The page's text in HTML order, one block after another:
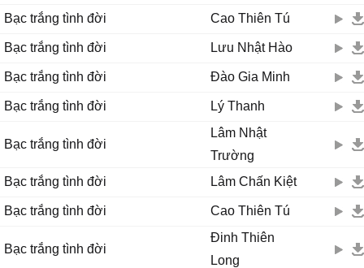
Bạc trắng tình đời
Cao Thiên Tú
Bạc trắng tình đời Lưu Nhật Hào
Bạc trắng tình đời Đào Gia Minh
Bạc trắng tình đời Lý Thanh
Bạc trắng tình đời
Lâm Nhật
Trường
Bạc trắng tình đời
Lâm Chấn Kiệt
Bạc trắng tình đời Cao Thiên Tú
Bạc trắng tình đời
Đinh Thiên
Long